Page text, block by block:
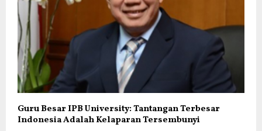
Guru Besar IPB University: Tantangan Terbesar
Indonesia Adalah Kelaparan Tersembunyi